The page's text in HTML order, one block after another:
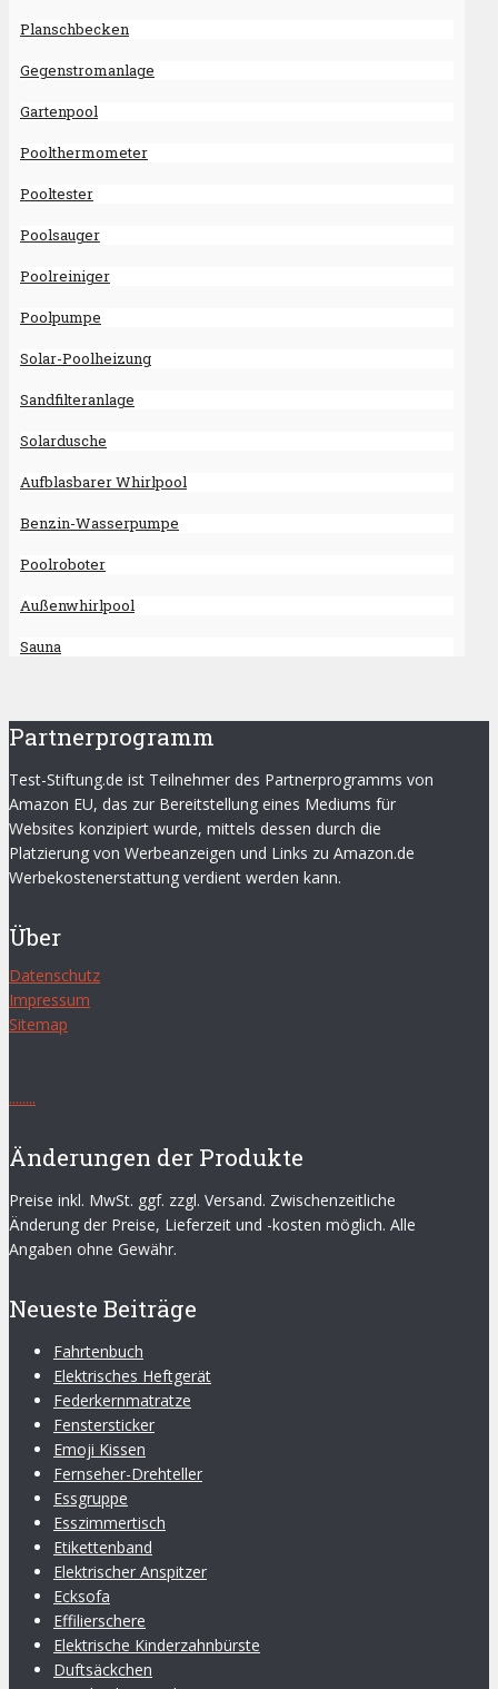
Planschbecken
Gegenstromanlage
Gartenpool
Poolthermometer
Pooltester
Poolsauger
Poolreiniger
Poolpumpe
Solar-Poolheizung
Sandfilteranlage
Solardusche
Aufblasbarer Whirlpool
Benzin-Wasserpumpe
Poolroboter
Außenwhirlpool
Sauna
Partnerprogramm
Test-Stiftung.de ist Teilnehmer des Partnerprogramms von
Amazon EU, das zur Bereitstellung eines Mediums für
Websites konzipiert wurde, mittels dessen durch die
Platzierung von Werbeanzeigen und Links zu Amazon.de
Werbekostenerstattung verdient werden kann.
Über
Datenschutz
Impressum
Sitemap
........
Änderungen der Produkte
Preise inkl. MwSt. ggf. zzgl. Versand. Zwischenzeitliche
Änderung der Preise, Lieferzeit und -kosten möglich. Alle
Angaben ohne Gewähr.
Neueste Beiträge
Fahrtenbuch
Elektrisches Heftgerät
Federkernmatratze
Fenstersticker
Emoji Kissen
Fernseher-Drehteller
Essgruppe
Esszimmertisch
Etikettenband
Elektrischer Anspitzer
Ecksofa
Effilierschere
Elektrische Kinderzahnbürste
Duftsäckchen